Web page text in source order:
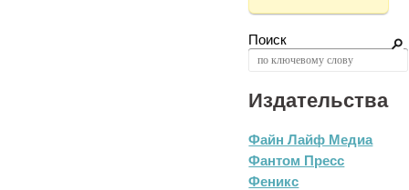
Поиск
Издательства
Файн Лайф Медиа
Фантом Пресс
Феникс